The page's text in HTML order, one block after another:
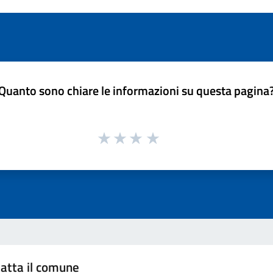
sono chiare le informazioni su questa
il comune